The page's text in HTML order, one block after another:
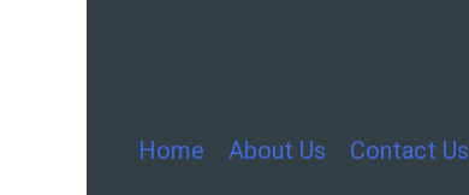
Home About Us Contact Us